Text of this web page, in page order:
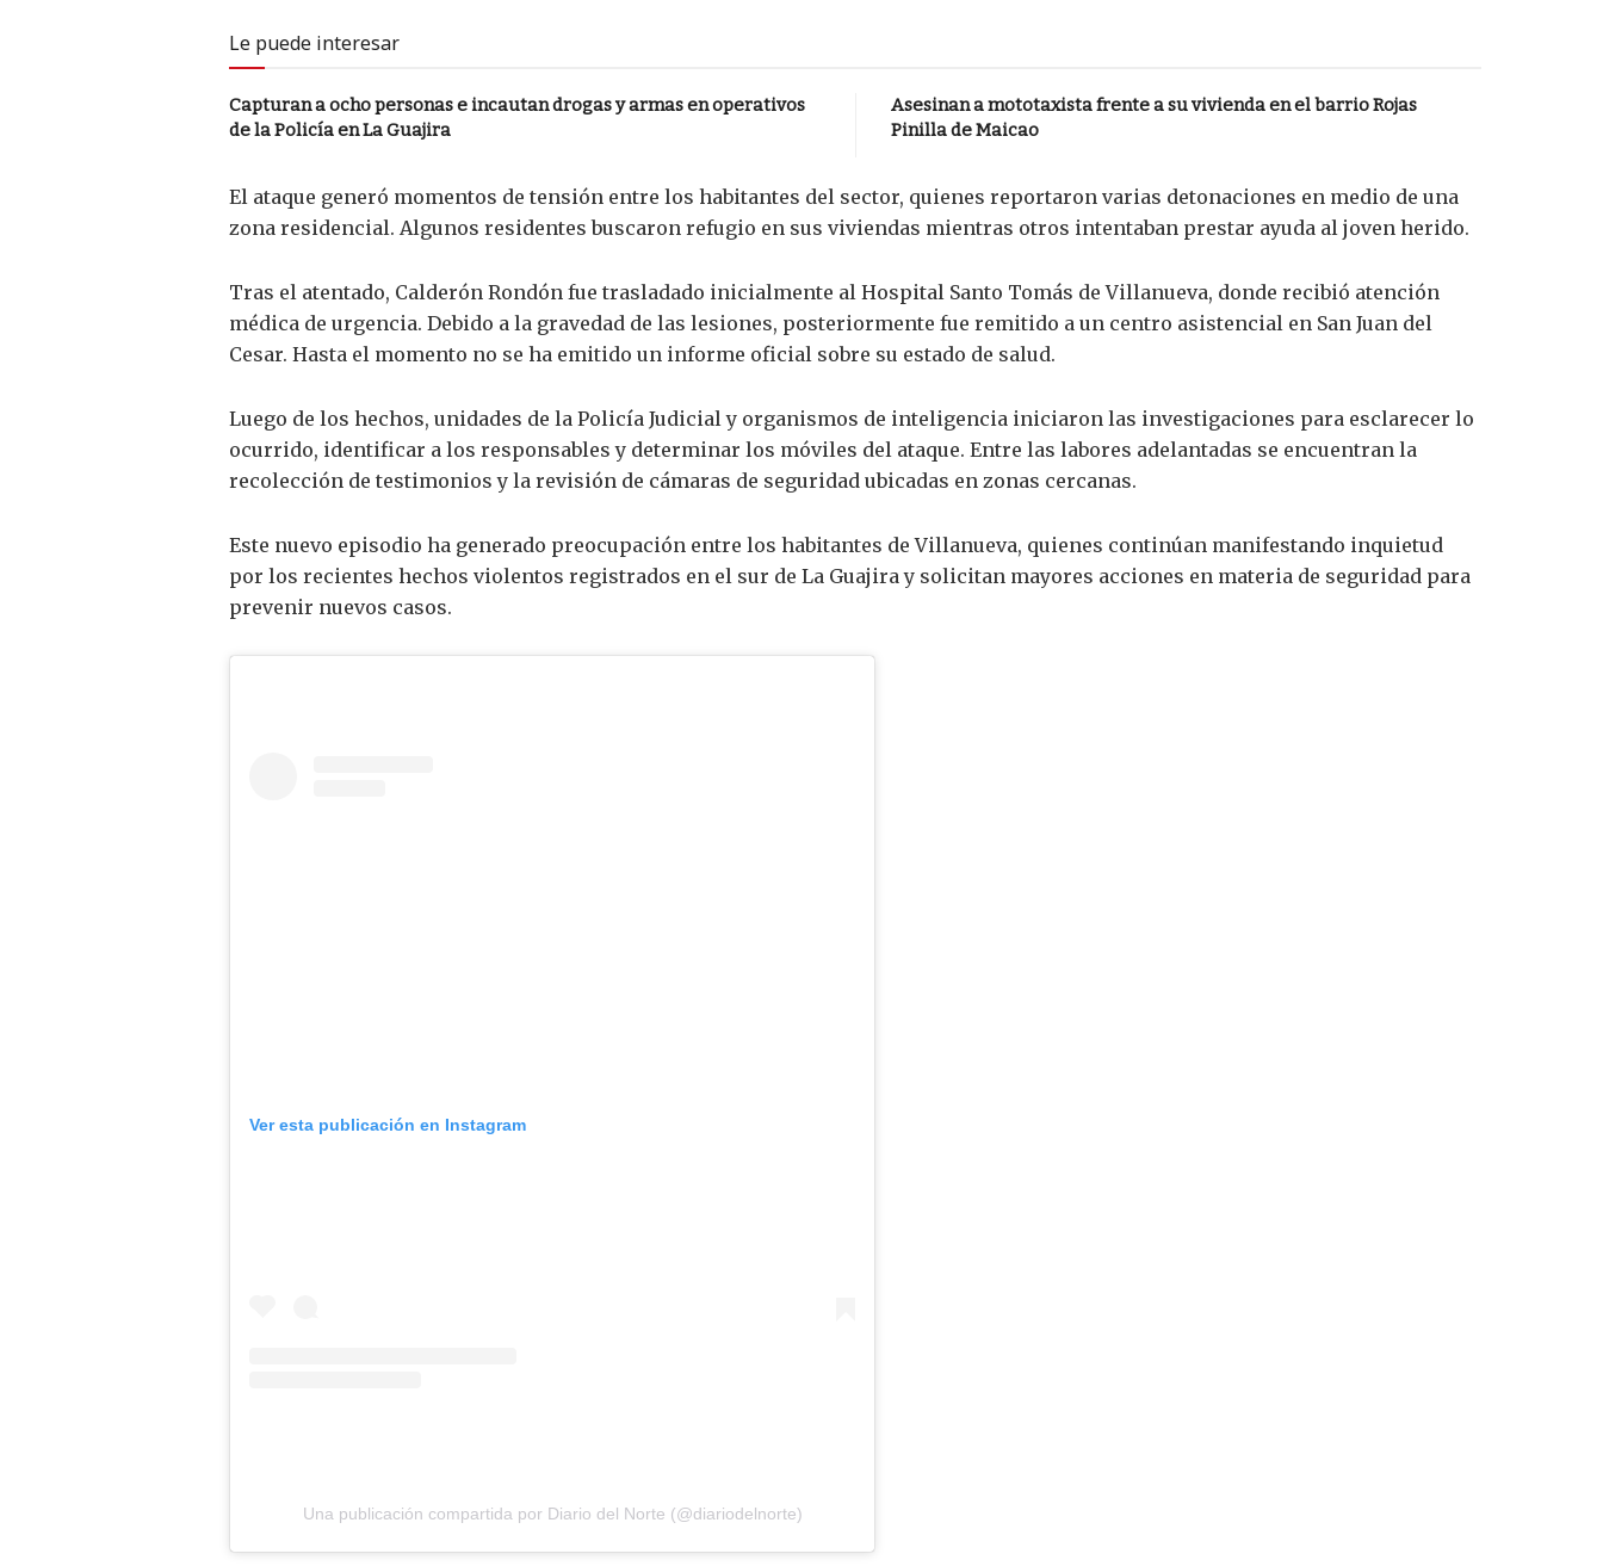
Le puede interesar
Capturan a ocho personas e incautan drogas y armas en operativos
de la Policía en La Guajira
Asesinan a mototaxista frente a su vivienda en el barrio Rojas
Pinilla de Maicao
El ataque generó momentos de tensión entre los habitantes del sector, quienes reportaron varias detonaciones en medio de una
zona residencial. Algunos residentes buscaron refugio en sus viviendas mientras otros intentaban prestar ayuda al joven herido.
Tras el atentado, Calderón Rondón fue trasladado inicialmente al Hospital Santo Tomás de Villanueva, donde recibió atención
médica de urgencia. Debido a la gravedad de las lesiones, posteriormente fue remitido a un centro asistencial en San Juan del
Cesar. Hasta el momento no se ha emitido un informe oficial sobre su estado de salud.
Luego de los hechos, unidades de la Policía Judicial y organismos de inteligencia iniciaron las investigaciones para esclarecer lo
ocurrido, identificar a los responsables y determinar los móviles del ataque. Entre las labores adelantadas se encuentran la
recolección de testimonios y la revisión de cámaras de seguridad ubicadas en zonas cercanas.
Este nuevo episodio ha generado preocupación entre los habitantes de Villanueva, quienes continúan manifestando inquietud
por los recientes hechos violentos registrados en el sur de La Guajira y solicitan mayores acciones en materia de seguridad para
prevenir nuevos casos.
Ver esta publicación en Instagram
Una publicación compartida por Diario del Norte (@diariodelnorte)